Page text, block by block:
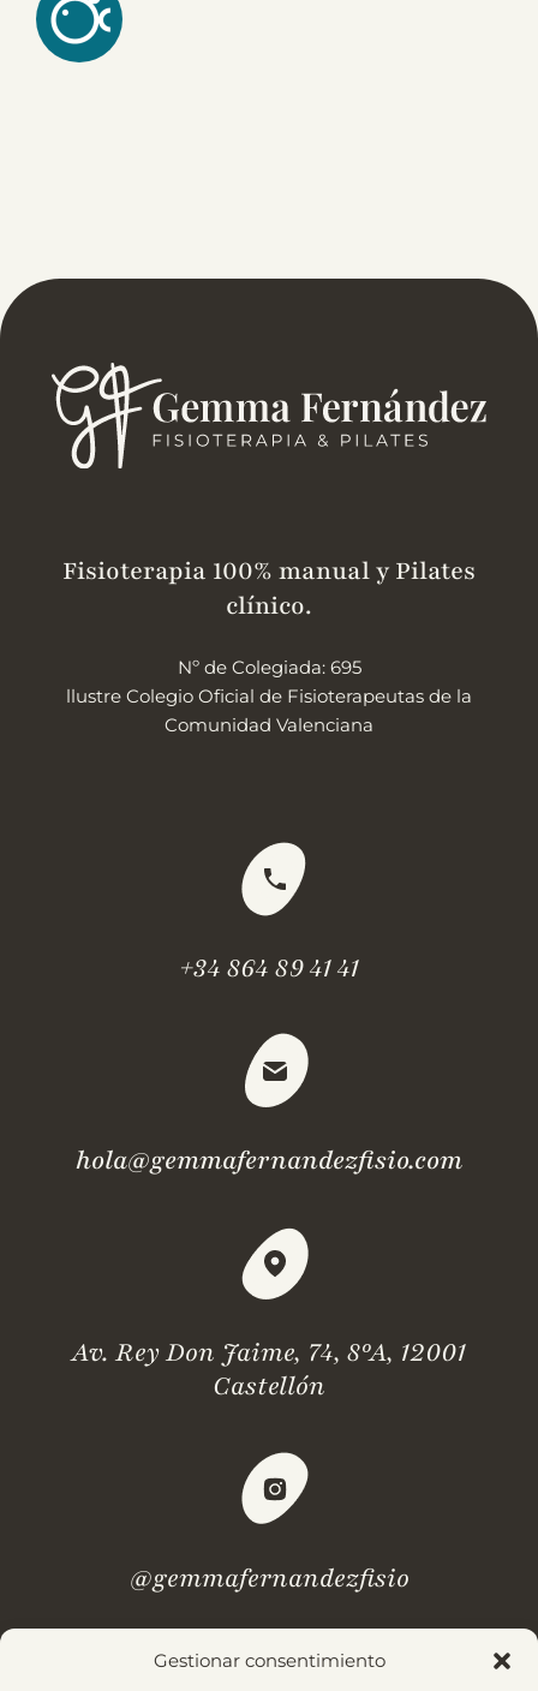
Gestionar consentimiento
Fisioterapia 100% manual y Pilates
clínico.
Nº de Colegiada: 695
llustre Colegio Oficial de Fisioterapeutas de la
Comunidad Valenciana
+34 864 89 41 41
hola@gemmafernandezfisio.com
Av. Rey Don Jaime, 74, 8ºA, 12001
Castellón
@gemmafernandezfisio